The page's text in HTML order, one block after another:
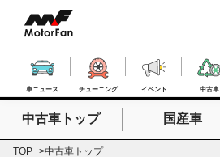
車ニュース チューニング イベント 中古車
検索したいキーワードを入力
中古車トップ 国産車
TOP 中古車トップ